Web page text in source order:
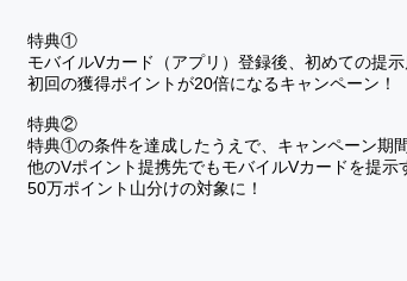
特典①
モバイルVカード（アプリ）登録後、初めての提
初回の獲得ポイントが20倍になるキャンペーン！
特典②
特典①の条件を達成したうえで、キャンペーン期
他のVポイント提携先でもモバイルVカードを提示
50万ポイント山分けの対象に！